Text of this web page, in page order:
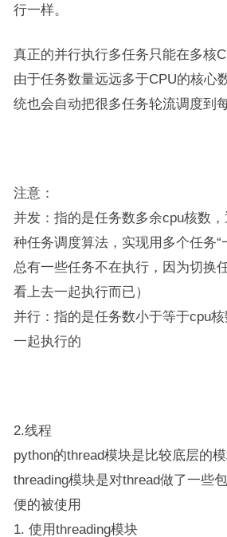
行一样。
真正的并行执行多任务只能在多核
由于任务数量远远多于CPU的核心
统也会自动把很多任务轮流调度到
注意：
并发：指的是任务数多余cpu核数
种任务调度算法，实现用多个任务“
总有一些任务不在执行，因为切换
看上去一起执行而已）
并行：指的是任务数小于等于cpu
一起执行的
2.线程
python的thread模块是比较底层的
threading模块是对thread做了一些
便的被使用
1. 使用threading模块